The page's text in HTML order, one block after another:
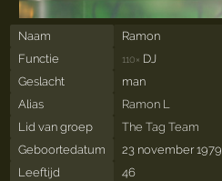
Naam
Ramon
Functie
110× DJ
Geslacht
man
Alias
Ramon L
Lid van groep
The Tag Team
Geboortedatum
23 november 1979
Leeftijd
46